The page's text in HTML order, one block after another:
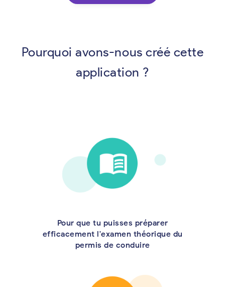
Pourquoi avons-nous créé cette
application ?
Pour que tu puisses préparer
efficacement l'examen théorique du
permis de conduire